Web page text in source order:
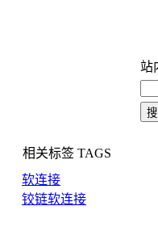
站
相关标签 TAGS
软连接
铰链软连接